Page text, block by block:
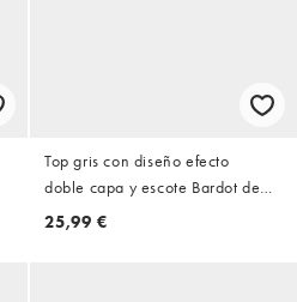
Top gris con diseño efecto
doble capa y escote Bardot de
JJXX
25,99 €